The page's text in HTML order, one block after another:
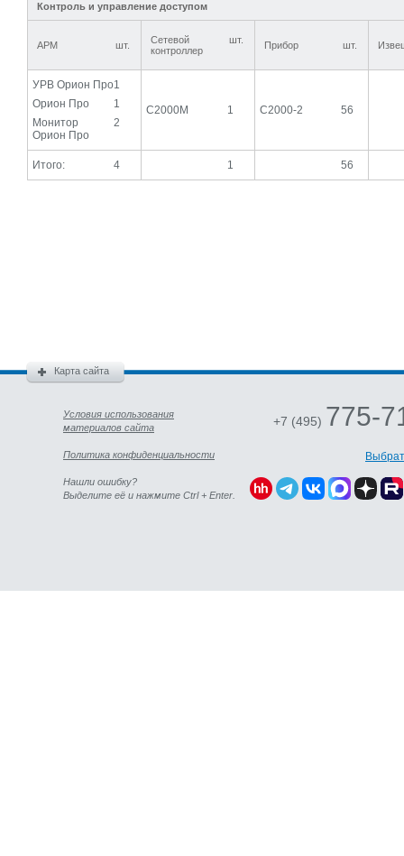
Контроль и управление доступом
АРМ шт.
Сетевой
контроллер
шт. Прибор шт.
УРВ Орион Про1
Орион Про
1
Монитор
Орион Про
2
С2000М 1 С2000-2 56
Итого: 4 1 56
Карта сайта
Условия использования
материалов сайта
Политика конфиденциальности
Нашли ошибку?
Выделите её и нажмите Ctrl + Enter.
+7 (495) 775-